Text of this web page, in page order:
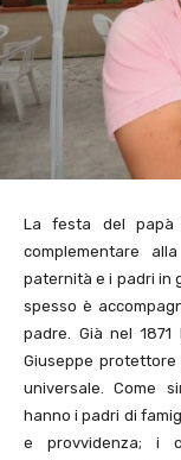
La festa del papà
complementare
paternità e i padri in
spesso è
padre. Già nel
Giuseppe
universale. Come
hanno i padri di
e provvidenza; i